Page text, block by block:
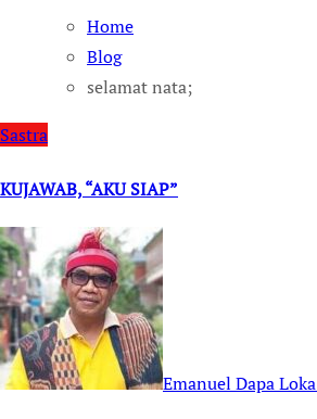
Home
Blog
selamat nata;
Sastra
KUJAWAB, “AKU SIAP”
Emanuel Dapa Loka